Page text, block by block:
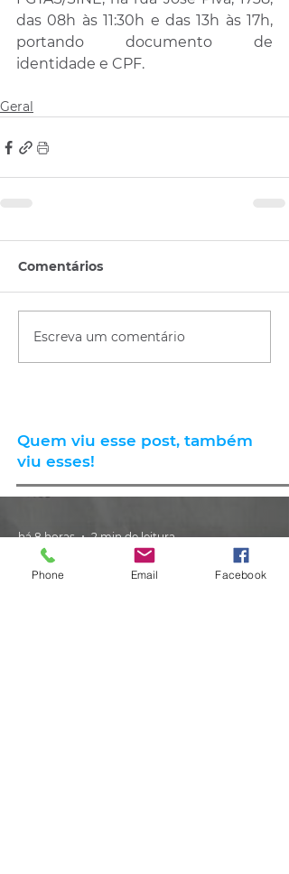
das 08h às 11:30h e das 13h às 17h,
portando documento de
identidade e CPF.
Geral
Comentários
Escreva um comentário
Quem viu esse post, também
viu esses!
há 8 horas 2 min de leitura
Phone Email Facebook